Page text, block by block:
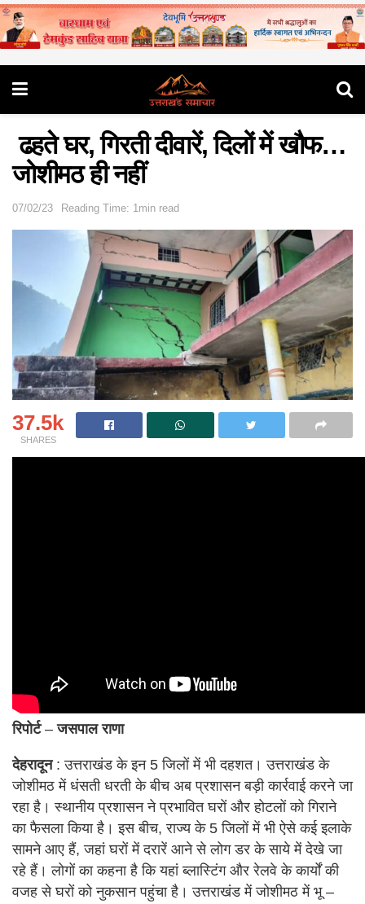
ढहते घर, गिरती दीवारें, दिलों में खौफ…
जोशीमठ ही नहीं
07/02/23 Reading Time: 1min read
37.5k
SHARES
रिपोर्ट–जसपाल राणा
देहरादून: उत्तराखंड के इन 5 जिलों में भी दहशत। उत्तराखंड के
जोशीमठ में धंसती धरती के बीच अब प्रशासन बड़ी कार्रवाई करने जा
रहा है। स्थानीय प्रशासन ने प्रभावित घरों और होटलों को गिराने
का फैसला किया है। इस बीच, राज्य के 5 जिलों में भी ऐसे कई इलाके
सामने आए हैं, जहां घरों में दरारें आने से लोग डर के साये में देखे जा
रहे हैं। लोगों का कहना है कि यहां ब्लास्टिंग और रेलवे के कार्यों की
वजह से घरों को नुकसान पहुंचा है। उत्तराखंड में जोशीमठ में भू –